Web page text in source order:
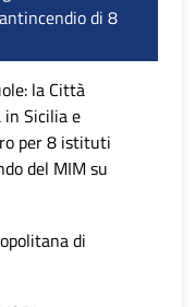
di 8
la Città
Sicilia e
per 8 istituti
del MIM su
di